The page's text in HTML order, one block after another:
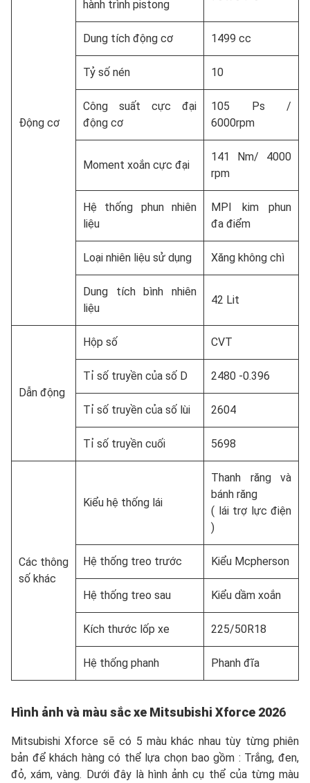
Động cơ
hành trình pistong
Dung tích động cơ 1499 cc
Tỷ số nén 10
Công suất cực đại
động cơ
105 Ps /
6000rpm
Moment xoắn cực đại
141 Nm/ 4000
rpm
Hệ thống phun nhiên
liệu
MPI kim phun
đa điểm
Loại nhiên liệu sử dụng Xăng không chì
Dung tích bình nhiên
liệu
42 Lit
Dẫn động
Hộp số CVT
Tỉ số truyền của số D 2480 -0.396
Tỉ số truyền của số lùi 2604
Tỉ số truyền cuối 5698
Các thông
số khác
Kiểu hệ thống lái
Thanh răng và
bánh răng
( lái trợ lực điện
)
Hệ thống treo trước Kiểu Mcpherson
Hệ thống treo sau Kiểu dầm xoắn
Kích thước lốp xe 225/50R18
Hệ thống phanh Phanh đĩa
Hình ảnh và màu sắc xe Mitsubishi Xforce 2026
Mitsubishi Xforce sẽ có 5 màu khác nhau tùy từng phiên
bản để khách hàng có thể lựa chọn bao gồm : Trắng, đen,
đỏ, xám, vàng. Dưới đây là hình ảnh cụ thể của từng màu